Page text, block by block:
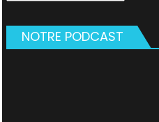
NOTRE PODCAST